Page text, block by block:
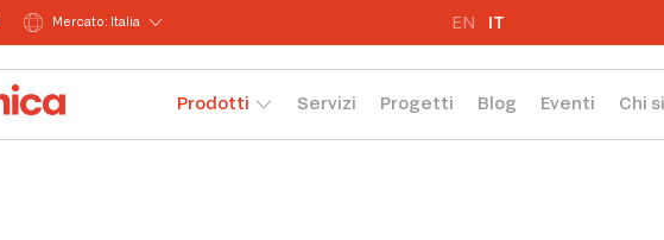
Mercato: Italia EN IT
Prodotti Servizi Progetti Blog Eventi Chi